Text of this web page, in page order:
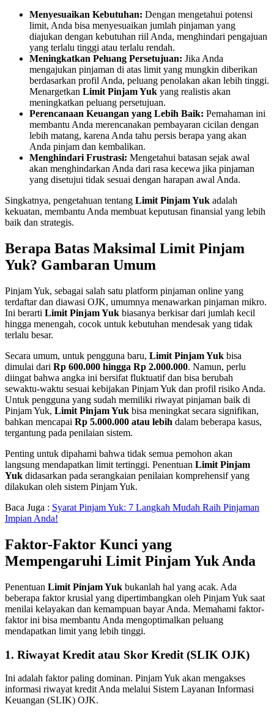
Menyesuaikan Kebutuhan: Dengan mengetahui potensi
limit, Anda bisa menyesuaikan jumlah pinjaman yang
diajukan dengan kebutuhan riil Anda, menghindari pengajuan
yang terlalu tinggi atau terlalu rendah.
Meningkatkan Peluang Persetujuan: Jika Anda
mengajukan pinjaman di atas limit yang mungkin diberikan
berdasarkan profil Anda, peluang penolakan akan lebih tinggi.
Menargetkan Limit Pinjam Yuk yang realistis akan
meningkatkan peluang persetujuan.
Perencanaan Keuangan yang Lebih Baik: Pemahaman ini
membantu Anda merencanakan pembayaran cicilan dengan
lebih matang, karena Anda tahu persis berapa yang akan
Anda pinjam dan kembalikan.
Menghindari Frustrasi: Mengetahui batasan sejak awal
akan menghindarkan Anda dari rasa kecewa jika pinjaman
yang disetujui tidak sesuai dengan harapan awal Anda.
Singkatnya, pengetahuan tentang Limit Pinjam Yuk adalah
kekuatan, membantu Anda membuat keputusan finansial yang lebih
baik dan strategis.
Berapa Batas Maksimal Limit Pinjam
Yuk? Gambaran Umum
Pinjam Yuk, sebagai salah satu platform pinjaman online yang
terdaftar dan diawasi OJK, umumnya menawarkan pinjaman mikro.
Ini berarti Limit Pinjam Yuk biasanya berkisar dari jumlah kecil
hingga menengah, cocok untuk kebutuhan mendesak yang tidak
terlalu besar.
Secara umum, untuk pengguna baru, Limit Pinjam Yuk bisa
dimulai dari Rp 600.000 hingga Rp 2.000.000. Namun, perlu
diingat bahwa angka ini bersifat fluktuatif dan bisa berubah
sewaktu-waktu sesuai kebijakan Pinjam Yuk dan profil risiko Anda.
Untuk pengguna yang sudah memiliki riwayat pinjaman baik di
Pinjam Yuk, Limit Pinjam Yuk bisa meningkat secara signifikan,
bahkan mencapai Rp 5.000.000 atau lebih dalam beberapa kasus,
tergantung pada penilaian sistem.
Penting untuk dipahami bahwa tidak semua pemohon akan
langsung mendapatkan limit tertinggi. Penentuan Limit Pinjam
Yuk didasarkan pada serangkaian penilaian komprehensif yang
dilakukan oleh sistem Pinjam Yuk.
Baca Juga : Syarat Pinjam Yuk: 7 Langkah Mudah Raih Pinjaman
Impian Anda!
Faktor-Faktor Kunci yang
Mempengaruhi Limit Pinjam Yuk Anda
Penentuan Limit Pinjam Yuk bukanlah hal yang acak. Ada
beberapa faktor krusial yang dipertimbangkan oleh Pinjam Yuk saat
menilai kelayakan dan kemampuan bayar Anda. Memahami faktor-
faktor ini bisa membantu Anda mengoptimalkan peluang
mendapatkan limit yang lebih tinggi.
1. Riwayat Kredit atau Skor Kredit (SLIK OJK)
Ini adalah faktor paling dominan. Pinjam Yuk akan mengakses
informasi riwayat kredit Anda melalui Sistem Layanan Informasi
Keuangan (SLIK) OJK.